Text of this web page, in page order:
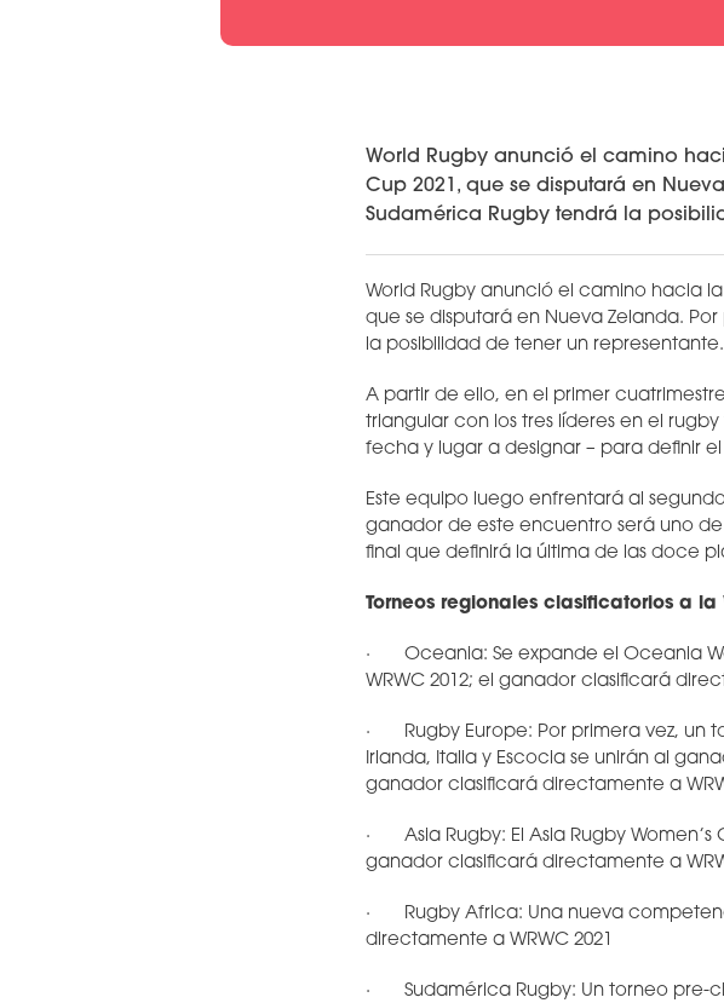
World Rugby anunció el camino
Cup 2021, que se disputará en
Sudamérica Rugby tendrá la
World Rugby anunció el camino hacia la
que se disputará en Nueva Zelanda.
la posibilidad de tener un representante.
A partir de ello, en el primer
triangular con los tres líderes en el
fecha y lugar a designar – para definir
Este equipo luego enfrentará al
ganador de este encuentro será uno
final que definirá la última de las doce
Torneos regionales clasificatorios a la
· Oceania: Se expande el Oceania
WRWC 2012; el ganador clasificará
· Rugby Europe: Por primera vez, un
Irlanda, Italia y Escocia se unirán al
ganador clasificará directamente a
· Asia Rugby: El Asia Rugby Women’s
ganador clasificará directamente a
· Rugby Africa: Una nueva
directamente a WRWC 2021
· Sudamérica Rugby: Un torneo pre-